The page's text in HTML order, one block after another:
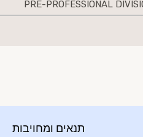
PRE-PROFESSIONAL
תנאים ומחויבות